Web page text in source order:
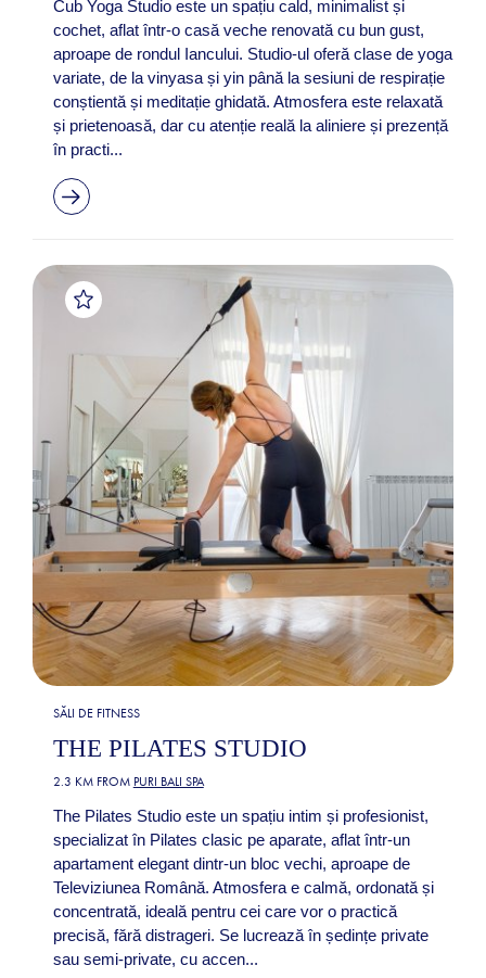
Cub Yoga Studio este un spațiu cald, minimalist și
cochet, aflat într-o casă veche renovată cu bun gust,
aproape de rondul Iancului. Studio-ul oferă clase de yoga
variate, de la vinyasa și yin până la sesiuni de respirație
conștientă și meditație ghidată. Atmosfera este relaxată
și prietenoasă, dar cu atenție reală la aliniere și prezență
în practi...
SĂLI DE FITNESS
THE PILATES STUDIO
2.3 KM FROM PURI BALI SPA
The Pilates Studio este un spațiu intim și profesionist,
specializat în Pilates clasic pe aparate, aflat într-un
apartament elegant dintr-un bloc vechi, aproape de
Televiziunea Română. Atmosfera e calmă, ordonată și
concentrată, ideală pentru cei care vor o practică
precisă, fără distrageri. Se lucrează în ședințe private
sau semi-private, cu accen...